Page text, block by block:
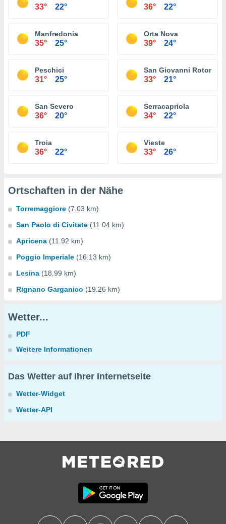
33° 22° 36° 22°
Manfredonia
35° 25°
Orta Nova
39° 24°
Peschici
31° 25°
San Giovanni Rotondo
33° 21°
San Severo
36° 20°
Serracapriola
34° 22°
Troia
36° 22°
Vieste
33° 26°
Ortschaften in der Nähe
Torremaggiore (7.03 km)
San Paolo di Civitate (11.04 km)
Apricena (11.92 km)
Poggio Imperiale (16.13 km)
Lesina (18.99 km)
Rignano Garganico (19.26 km)
Wetter...
PDF
Weitere Informationen
Das Wetter auf Ihrer Internetseite
Wetter-Widget
Wetter-API